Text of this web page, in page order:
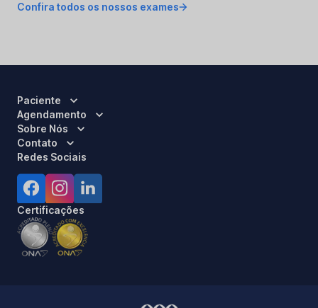
Confira todos os nossos exames
Paciente
Agendamento
Sobre Nós
Contato
Redes Sociais
Certificações